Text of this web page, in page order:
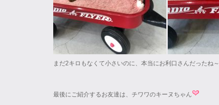
まだ2キロもなくて小さいのに、本当にお利口さんだったね～
最後にご紹介するお友達は、チワワのキーヌちゃん